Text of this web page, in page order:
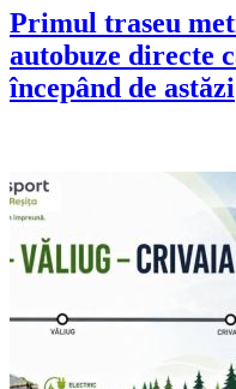
Primul traseu
autobuze directe
începând de astăzi